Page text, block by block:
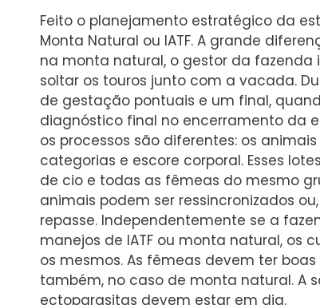
Feito o planejamento estratégico da
Monta Natural ou IATF. A grande
na monta natural, o gestor da
soltar os touros junto com a vacada.
de gestação pontuais e um final,
diagnóstico final no encerramento da
os processos são diferentes: os
categorias e escore corporal. Esses
de cio e todas as fêmeas do mesmo
animais podem ser ressincronizados
repasse. Independentemente se a
manejos de IATF ou monta natural, os
os mesmos. As fêmeas devem ter
também, no caso de monta natural. A
ectoparasitas devem estar em dia.